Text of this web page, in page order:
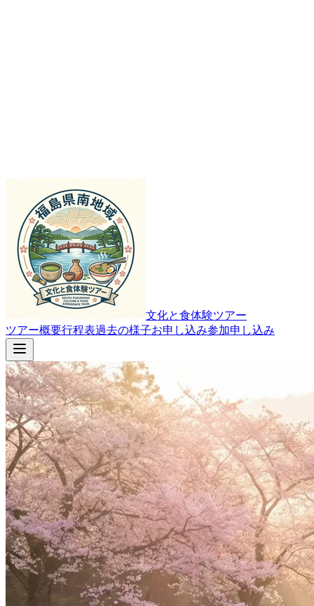
文化と食体験ツアー
ツアー概要行程表過去の様子お申し込み参加申し込み